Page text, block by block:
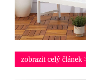
zobrazit celý článek